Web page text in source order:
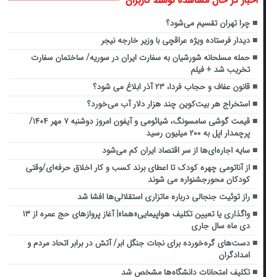
چرا تهران تقسیم می‌شود؟
دیدار فرستاده ویژه عراقچی با وزیر خارجه نیجر
حمله مسلحانه شورشیان به سفارت ایران در سوریه/ ساختمان سفارت
تخریب شد + فیلم
قانون عفاف و حجاب فردا، ۲۳ آذر ابلاغ می شود؟
استخراج هر بیت‌کوین چند هزار دلار آب می‌خورد؟
قیمت گوشی سامسونگ، شیائومی و آیفون امروز دوشنبه ۷ مهر ۱۴۰۴/
پرچمدار اپل به ۲۰۰ میلیون رسید
سایۀ اجاره‌ای‌ها از سر اقتصاد ایران کم می‌شود
از آناتومی چهره کودک تا اعطای برند کسب و کار اخلاق حرفه‌ای/وقتی
کودکان محورجشنواره می شوند
راز توئیت جنجالی درباره ماتزاری استقلالی‌ها افشا شد
واگذاری یا تعیین تکلیف هواپیمایی«هما»| آغاز پروازهای حج عمره از ۱۳
دی ماه سال جاری
دست‌های گره‌خورده برای نجات جنگل ابر/ آتش در برابر اتحاد مردم و
امدادگران
تکلیف امتحانات دانشگاه‌ها مشخص شد